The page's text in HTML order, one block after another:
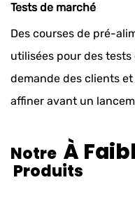
Tests de marché
Des courses de pré-
utilisées pour des
demande des clients
affiner avant un
Notre À
Produits